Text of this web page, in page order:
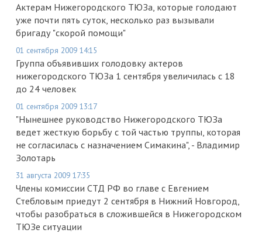
Актерам Нижегородского ТЮЗа, которые голодают
уже почти пять суток, несколько раз вызывали
бригаду "скорой помощи"
01 сентября 2009 14:15
Группа объявивших голодовку актеров
нижегородского ТЮЗа 1 сентября увеличилась с 18
до 24 человек
01 сентября 2009 13:17
"Нынешнее руководство Нижегородского ТЮЗа
ведет жесткую борьбу с той частью труппы, которая
не согласилась с назначением Симакина", - Владимир
Золотарь
31 августа 2009 17:35
Члены комиссии СТД РФ во главе с Евгением
Стебловым приедут 2 сентября в Нижний Новгород,
чтобы разобраться в сложившейся в Нижегородском
ТЮЗе ситуации